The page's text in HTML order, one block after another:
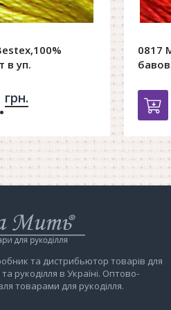
в уп.
в корзину
грн.
0817
та дистрибьютор товарів для
рукоділля в Україні. Оптово-
товарами для рукоділля.